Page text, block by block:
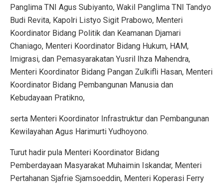
Panglima TNI Agus Subiyanto, Wakil Panglima TNI Tandyo
Budi Revita, Kapolri Listyo Sigit Prabowo, Menteri
Koordinator Bidang Politik dan Keamanan Djamari
Chaniago, Menteri Koordinator Bidang Hukum, HAM,
Imigrasi, dan Pemasyarakatan Yusril Ihza Mahendra,
Menteri Koordinator Bidang Pangan Zulkifli Hasan, Menteri
Koordinator Bidang Pembangunan Manusia dan
Kebudayaan Pratikno,
serta Menteri Koordinator Infrastruktur dan Pembangunan
Kewilayahan Agus Harimurti Yudhoyono.
Turut hadir pula Menteri Koordinator Bidang
Pemberdayaan Masyarakat Muhaimin Iskandar, Menteri
Pertahanan Sjafrie Sjamsoeddin, Menteri Koperasi Ferry